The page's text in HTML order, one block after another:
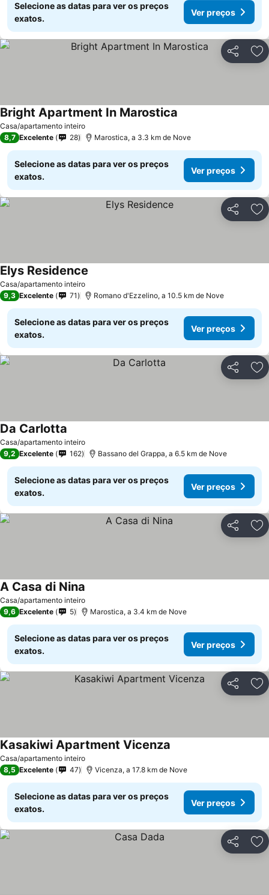
Selecione as datas para ver os preços
exatos.
Ver preços
Partilhar
Casa/apartamento inteiro
Bright Apartment In Marostica
8,7 Excelente 28 Marostica, a 3.3 km de Nove
Selecione as datas para ver os preços
exatos.
Ver preços
Partilhar
Casa/apartamento inteiro
Elys Residence
9,3 Excelente 71 Romano d'Ezzelino, a 10.5 km de Nove
Selecione as datas para ver os preços
exatos.
Ver preços
Partilhar
Casa/apartamento inteiro
Da Carlotta
9,2 Excelente 162 Bassano del Grappa, a 6.5 km de Nove
Selecione as datas para ver os preços
exatos.
Ver preços
Partilhar
Casa/apartamento inteiro
A Casa di Nina
9,6 Excelente 5 Marostica, a 3.4 km de Nove
Selecione as datas para ver os preços
exatos.
Ver preços
Partilhar
Casa/apartamento inteiro
Kasakiwi Apartment Vicenza
8,5 Excelente 47 Vicenza, a 17.8 km de Nove
Selecione as datas para ver os preços
exatos.
Ver preços
Partilhar